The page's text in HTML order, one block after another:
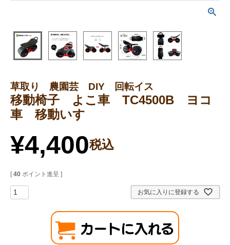
草取り 農園芸 DIY 回転イス
移動椅子 よこ車 TC4500B ヨコ
車 移動いす
¥4,400税込
[ 40 ポイント進呈 ]
お気に入りに登録する